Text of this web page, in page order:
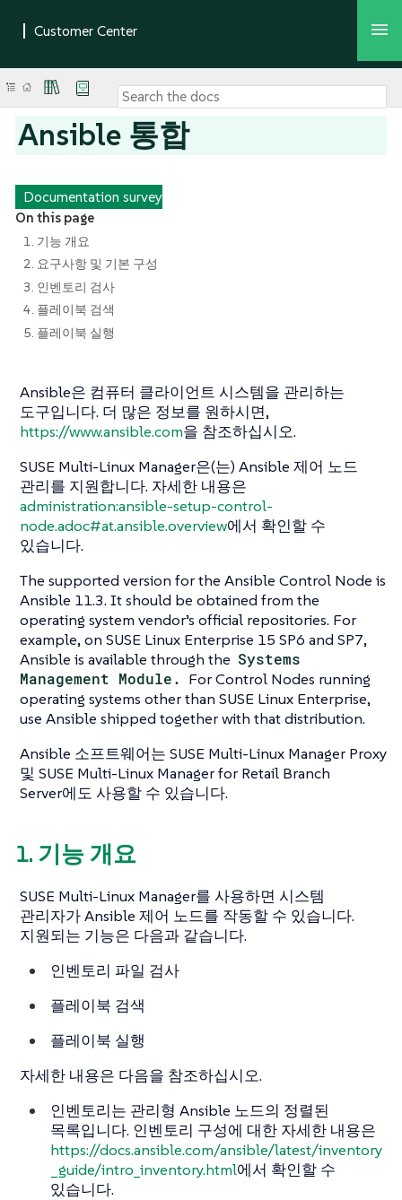
Ansible 통합
Documentation survey
On this page
1. 기능 개요
2. 요구사항 및 기본 구성
3. 인벤토리 검사
4. 플레이북 검색
5. 플레이북 실행
Ansible은 컴퓨터 클라이언트 시스템을 관리하는
도구입니다. 더 많은 정보를 원하시면,
https://www.ansible.com을 참조하십시오.
SUSE Multi-Linux Manager은(는) Ansible 제어 노드
관리를 지원합니다. 자세한 내용은
administration:ansible-setup-control-
node.adoc#at.ansible.overview에서 확인할 수
있습니다.
The supported version for the Ansible Control Node is
Ansible 11.3. It should be obtained from the
operating system vendor’s official repositories. For
example, on SUSE Linux Enterprise 15 SP6 and SP7,
Ansible is available through the Systems
Management Module. For Control Nodes running
operating systems other than SUSE Linux Enterprise,
use Ansible shipped together with that distribution.
Ansible 소프트웨어는 SUSE Multi-Linux Manager Proxy
및 SUSE Multi-Linux Manager for Retail Branch
Server에도 사용할 수 있습니다.
1. 기능 개요
SUSE Multi-Linux Manager를 사용하면 시스템
관리자가 Ansible 제어 노드를 작동할 수 있습니다.
지원되는 기능은 다음과 같습니다.
인벤토리 파일 검사
플레이북 검색
플레이북 실행
자세한 내용은 다음을 참조하십시오.
인벤토리는 관리형 Ansible 노드의 정렬된
목록입니다. 인벤토리 구성에 대한 자세한 내용은
https://docs.ansible.com/ansible/latest/inventory
_guide/intro_inventory.html에서 확인할 수
있습니다.